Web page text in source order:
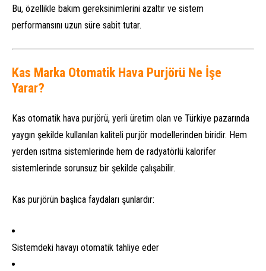
Bu, özellikle bakım gereksinimlerini azaltır ve sistem
performansını uzun süre sabit tutar.
Kas Marka Otomatik Hava Purjörü Ne İşe
Yarar?
Kas otomatik hava purjörü, yerli üretim olan ve Türkiye pazarında
yaygın şekilde kullanılan kaliteli purjör modellerinden biridir. Hem
yerden ısıtma sistemlerinde hem de radyatörlü kalorifer
sistemlerinde sorunsuz bir şekilde çalışabilir.
Kas purjörün başlıca faydaları şunlardır:
Sistemdeki havayı otomatik tahliye eder